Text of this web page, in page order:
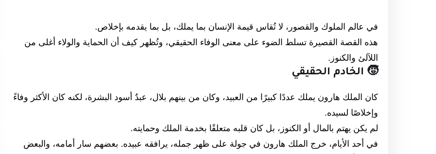
في عالم الملوك والقصور، لا تُقاس قيمة الإنسان بما يملك، بل بما يقدمه بإخلاص.
هذه القصة القصيرة تسلط الضوء على معنى الوفاء الحقيقي، وتُظهر كيف أن الحماية والولاء أغلى من
اللآلئ والكنوز.
🧒 الخادم الحقيقي
كان الملك هارون يملك عددًا كبيرًا من العبيد، وكان من بينهم بلال، عبدٌ أسود البشرة، لكنه كان الأكثر وفاءً
وإخلاصًا لسيده.
لم يكن يهتم بالمال أو الكنوز، بل كان قلبه متعلقًا بخدمة الملك وحمايته.
في أحد الأيام، خرج الملك هارون في جولة على ظهر جمله، يرافقه عبيده. بعضهم سار أمامه، والبعض